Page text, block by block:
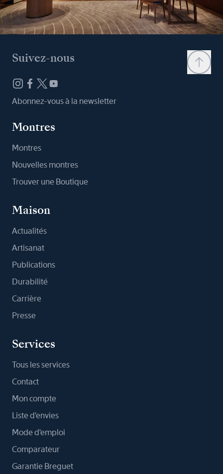
Suivez-nous
Abonnez-vous à la newsletter
Montres
Montres
Nouvelles montres
Trouver une Boutique
Maison
Actualités
Artisanat
Publications
Durabilité
Carrière
Presse
Services
Tous les services
Contact
Mon compte
Liste d'envies
Mode d'emploi
Comparateur
Garantie Breguet